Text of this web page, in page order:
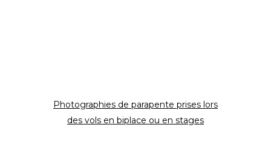
Photographies de parapente prises lors
des vols en biplace ou en stages